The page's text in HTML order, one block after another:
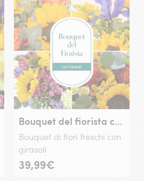
Bouquet del fiorista con girasoli
Bouquet di fiori freschi con
girasoli
39,99€